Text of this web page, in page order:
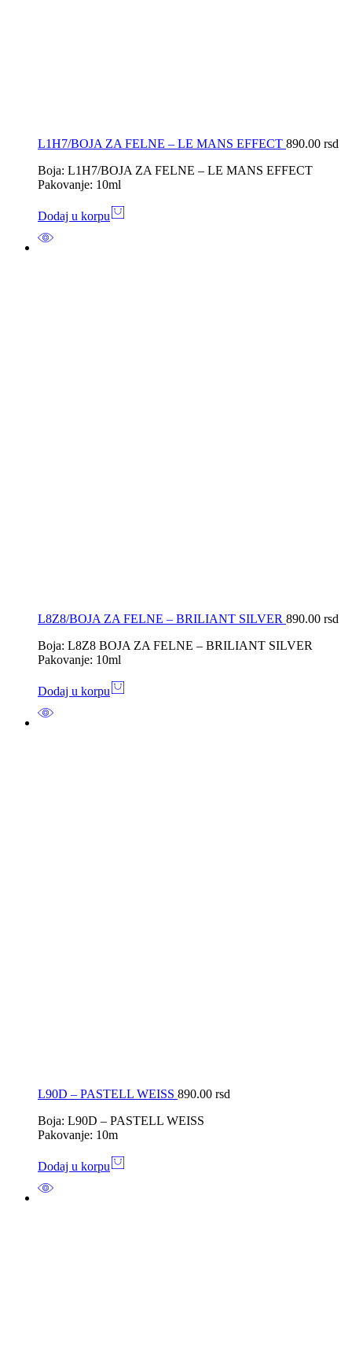
L1H7/BOJA ZA FELNE – LE MANS EFFECT 890.00 rsd
Boja: L1H7/BOJA ZA FELNE – LE MANS EFFECT
Pakovanje: 10ml
Dodaj u korpu
L8Z8/BOJA ZA FELNE – BRILIANT SILVER 890.00 rsd
Boja: L8Z8 BOJA ZA FELNE – BRILIANT SILVER
Pakovanje: 10ml
Dodaj u korpu
L90D – PASTELL WEISS 890.00 rsd
Boja: L90D – PASTELL WEISS
Pakovanje: 10m
Dodaj u korpu